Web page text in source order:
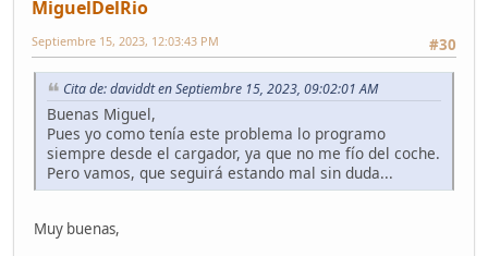
MiguelDelRio
#30
Septiembre 15, 2023, 12:03:43 PM
Cita de: daviddt en Septiembre 15, 2023, 09:02:01 AM
Buenas Miguel,
Pues yo como tenía este problema lo programo
siempre desde el cargador, ya que no me fío del coche.
Pero vamos, que seguirá estando mal sin duda...
Muy buenas,